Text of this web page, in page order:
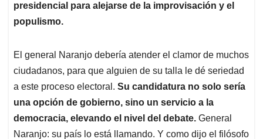
presidencial para alejarse de la improvisación y el
populismo.
El general Naranjo debería atender el clamor de muchos
ciudadanos, para que alguien de su talla le dé seriedad
a este proceso electoral. Su candidatura no solo sería
una opción de gobierno, sino un servicio a la
democracia, elevando el nivel del debate. General
Naranjo: su país lo está llamando. Y como dijo el filósofo